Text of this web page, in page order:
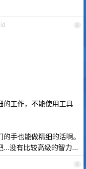
8
的工作，不能使用工具
手也能做精细的活啊。
...没有比较高级的智力...
9